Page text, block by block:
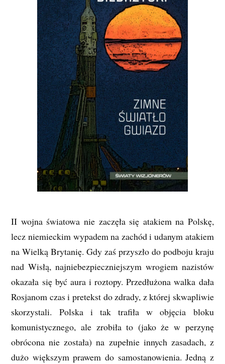
II wojna światowa nie zaczęła się atakiem na Polskę,
lecz niemieckim wypadem na zachód i udanym atakiem
na Wielką Brytanię. Gdy zaś przyszło do podboju kraju
nad Wisłą, najniebezpieczniejszym wrogiem nazistów
okazała się być aura i roztopy. Przedłużona walka dała
Rosjanom czas i pretekst do zdrady, z której skwapliwie
skorzystali. Polska i tak trafiła w objęcia bloku
komunistycznego, ale zrobiła to (jako że w perzynę
obrócona nie została) na zupełnie innych zasadach, z
dużo większym prawem do samostanowienia. Jedną z